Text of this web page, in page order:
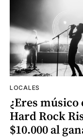
LOCALES
¿Eres músico
Hard Rock
$10.000 al